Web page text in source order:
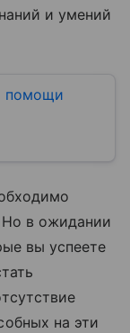
и умений
помощи
в ожидании
вы успеете
на эти